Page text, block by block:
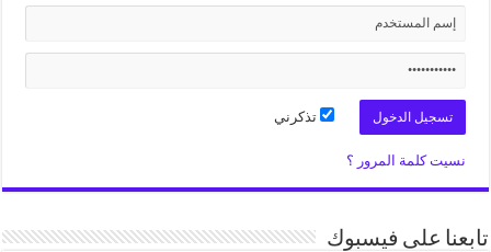
تذكرني
نسيت كلمة المرور ؟
تابعنا على فيسبوك